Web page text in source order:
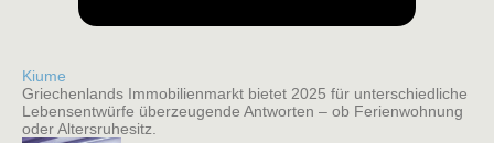
Kiume
Griechenlands Immobilienmarkt bietet 2025 für unterschiedliche
Lebensentwürfe überzeugende Antworten – ob Ferienwohnung
oder Altersruhesitz.